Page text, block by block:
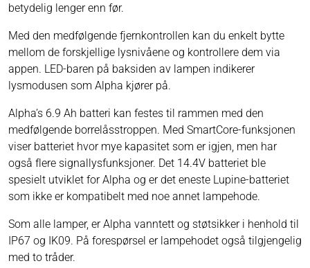
betydelig lenger enn før.
Med den medfølgende fjernkontrollen kan du enkelt bytte
mellom de forskjellige lysnivåene og kontrollere dem via
appen. LED-baren på baksiden av lampen indikerer
lysmodusen som Alpha kjører på.
Alpha’s 6.9 Ah batteri kan festes til rammen med den
medfølgende borrelåsstroppen. Med SmartCore-funksjonen
viser batteriet hvor mye kapasitet som er igjen, men har
også flere signallysfunksjoner. Det 14.4V batteriet ble
spesielt utviklet for Alpha og er det eneste Lupine-batteriet
som ikke er kompatibelt med noe annet lampehode.
Som alle lamper, er Alpha vanntett og støtsikker i henhold til
IP67 og IK09. På forespørsel er lampehodet også tilgjengelig
med to tråder.